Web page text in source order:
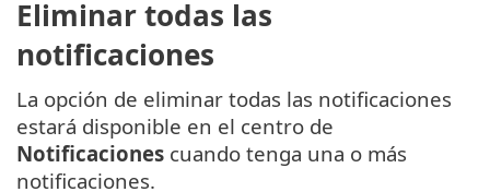
Eliminar todas las
notificaciones
La opción de eliminar todas las notificaciones
estará disponible en el centro de
Notificaciones cuando tenga una o más
notificaciones.